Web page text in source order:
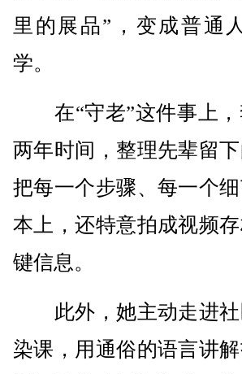
里的展品”，变成普通
学。
在“守老”这件事上，
两年时间，整理先辈留
把每一个步骤、每一个
本上，还特意拍成视频
键信息。
此外，她主动走进社
染课，用通俗的语言讲